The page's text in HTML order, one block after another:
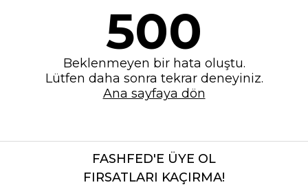
500
Beklenmeyen bir hata oluştu.
Lütfen daha sonra tekrar deneyiniz.
Ana sayfaya dön
FASHFED'E ÜYE OL
FIRSATLARI KAÇIRMA!